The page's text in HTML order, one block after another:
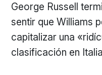
George Russell
sentir que Williams
capitalizar una
clasificación en